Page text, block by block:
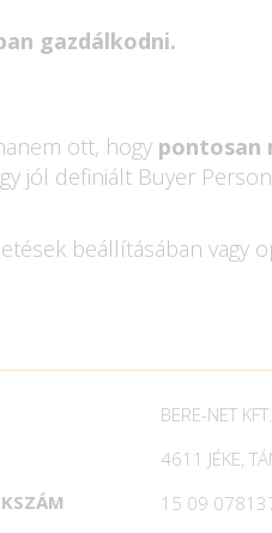
gazdálkodni.
ott, hogy pontosan
jól definiált Buyer
beállításában vagy
BERE-NET KFT.
4611 JÉKE,
15 09